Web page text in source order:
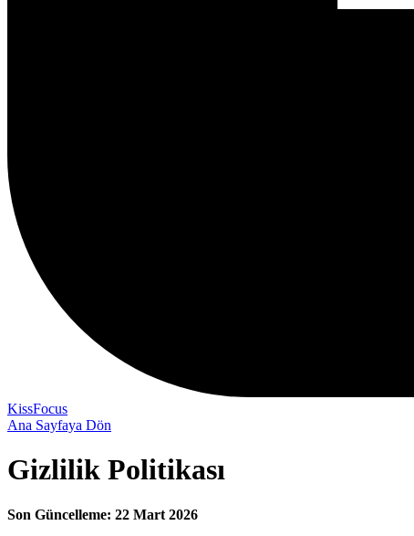
KissFocus
Ana Sayfaya Dön
Gizlilik Politikası
Son Güncelleme: 22 Mart 2026